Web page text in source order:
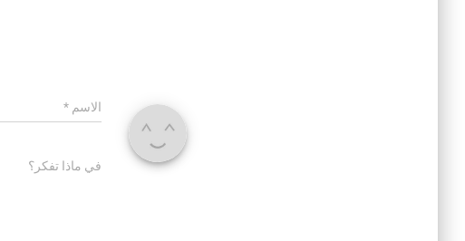
الاسم *
في ماذا تفكر؟